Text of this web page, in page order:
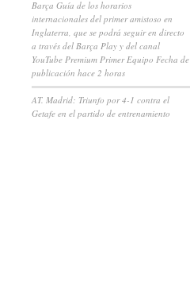
Barça Guía de los horarios
internacionales del primer amistoso en
Inglaterra, que se podrá seguir en directo
a través del Barça Play y del canal
YouTube Premium Primer Equipo Fecha de
publicación hace 2 horas
AT. Madrid: Triunfo por 4-1 contra el
Getafe en el partido de entrenamiento